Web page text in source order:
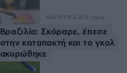
ΑΘΛΗΤΙΚΑ 18 λ. πριν
Βραζιλία: Σκόραρε, έπεσε
στην καταπακτή και το γκολ
ακυρώθηκε